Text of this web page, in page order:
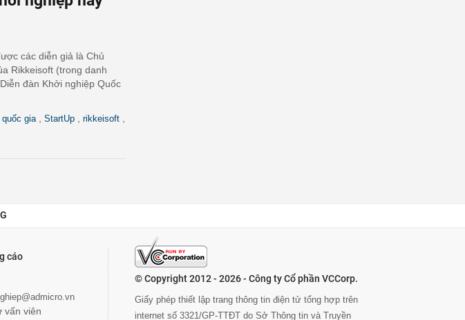
các diễn giả là Chủ
Rikkeisoft (trong danh
đàn Khởi nghiệp Quốc
gia StartUp rikkeisoft
cáo
vấn viên
© Copyright 2012 - 2026 - Công ty Cổ phần VCCorp.
Giấy phép thiết lập trang thông tin điện tử tổng hợp trên
internet số 3321/GP-TTĐT do Sở Thông tin và Truyền